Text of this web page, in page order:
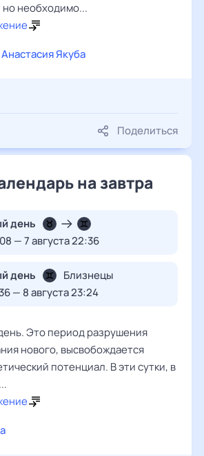
необходимо...
Анастасия Якуба
Поделиться
на завтра
день
— 7 августа 22:36
день
Близнецы
— 8 августа 23:24
Это период разрушения
нового, высвобождается
потенциал. В эти сутки, в